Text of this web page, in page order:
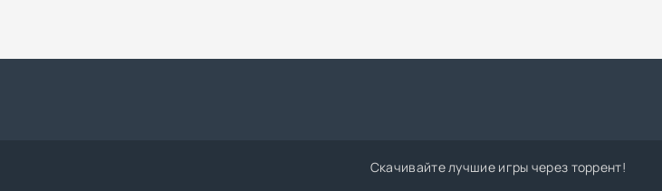
Скачивайте лучшие игры через торрент!